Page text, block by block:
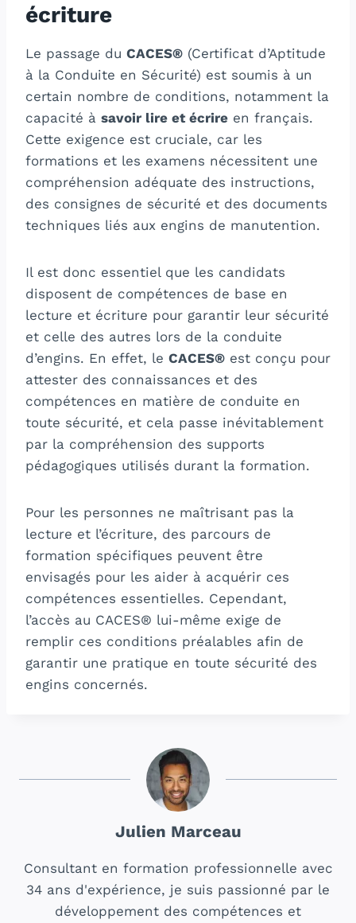
écriture
Le passage du CACES® (Certificat d’Aptitude
à la Conduite en Sécurité) est soumis à un
certain nombre de conditions, notamment la
capacité à savoir lire et écrire en français.
Cette exigence est cruciale, car les
formations et les examens nécessitent une
compréhension adéquate des instructions,
des consignes de sécurité et des documents
techniques liés aux engins de manutention.
Il est donc essentiel que les candidats
disposent de compétences de base en
lecture et écriture pour garantir leur sécurité
et celle des autres lors de la conduite
d’engins. En effet, le CACES® est conçu pour
attester des connaissances et des
compétences en matière de conduite en
toute sécurité, et cela passe inévitablement
par la compréhension des supports
pédagogiques utilisés durant la formation.
Pour les personnes ne maîtrisant pas la
lecture et l’écriture, des parcours de
formation spécifiques peuvent être
envisagés pour les aider à acquérir ces
compétences essentielles. Cependant,
l’accès au CACES® lui-même exige de
remplir ces conditions préalables afin de
garantir une pratique en toute sécurité des
engins concernés.
Julien Marceau
Consultant en formation professionnelle avec
34 ans d'expérience, je suis passionné par le
développement des compétences et